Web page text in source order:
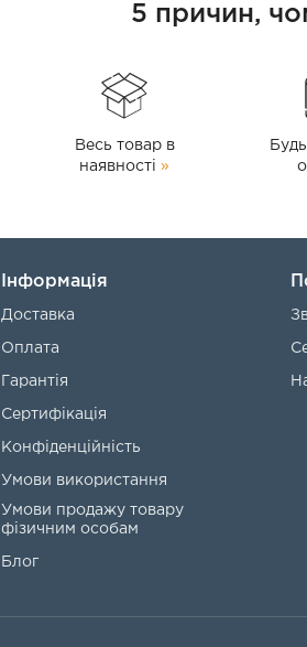
5 причин,
Весь товар в
наявності »
Інформація
Доставка
Оплата
Гарантія
Сертифікація
Конфіденційність
Умови використання
Умови продажу товару
фізичним особам
Блог